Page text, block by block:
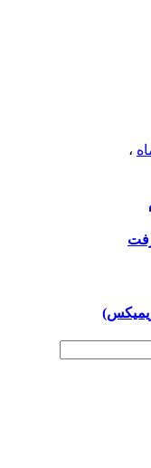
،